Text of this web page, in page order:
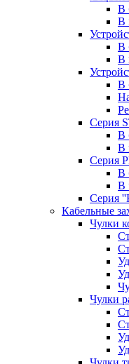
В
В
В
В
В
Серия
В
В
Серия
В
В
Серия
Кабельные
Чулки
Чулки